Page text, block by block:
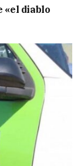
«el diablo